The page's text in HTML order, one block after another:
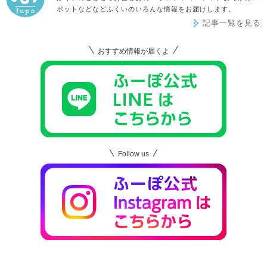
ポットなどなどふくいのいろんな情報をお届けします。
記事一覧を見る
おすすめ情報が届くよ
Follow us